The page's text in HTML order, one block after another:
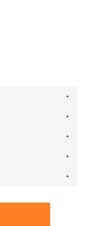
。
使用している生地は
（ローン）・コッ
（ツイル）・
です。
は2個までとなりま
送となります。
は、4～5営業日後
トするため、
購入後
す。思っていた色味
ん。予めご了承くだ
用」といった記載